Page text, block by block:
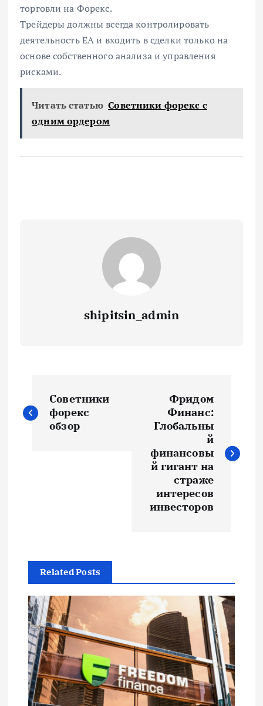
торговли на Форекс.
Трейдеры должны всегда контролировать
деятельность EA и входить в сделки только на
основе собственного анализа и управления
рисками.
Читать статью Советники форекс с
одним ордером
shipitsin_admin
а
ц
и
я
п
о
Советники
форекс
обзор
Фридом
Финанс:
Глобальны
й
финансовы
й гигант на
страже
интересов
инвесторов
Related Posts